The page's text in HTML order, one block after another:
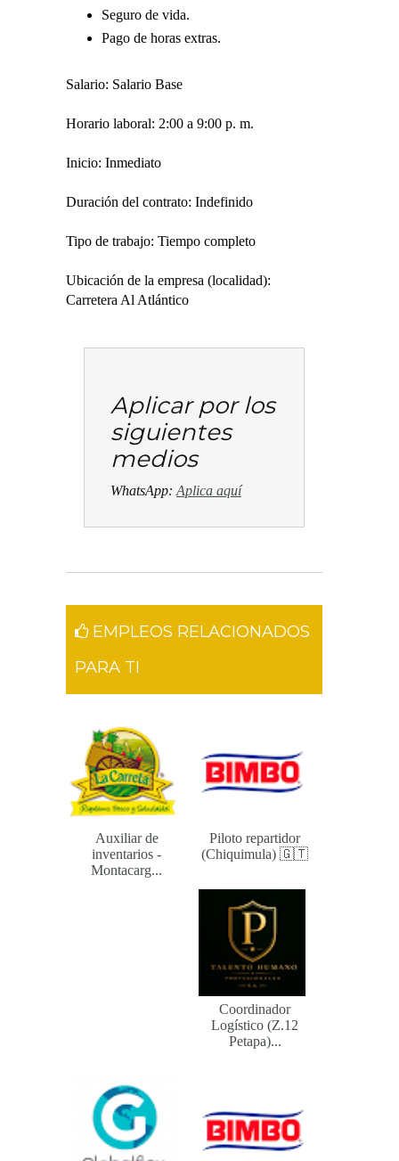
Seguro de vida.
Pago de horas extras.
Salario: Salario Base
Horario laboral: 2:00 a 9:00 p. m.
Inicio: Inmediato
Duración del contrato: Indefinido
Tipo de trabajo: Tiempo completo
Ubicación de la empresa (localidad):
Carretera Al Atlántico
Aplicar por los
siguientes
medios
WhatsApp: Aplica aquí
EMPLEOS RELACIONADOS
PARA TI
Auxiliar de
inventarios -
Montacarg...
Piloto repartidor
(Chiquimula) 🇬🇹
Coordinador
Logístico (Z.12
Petapa)...